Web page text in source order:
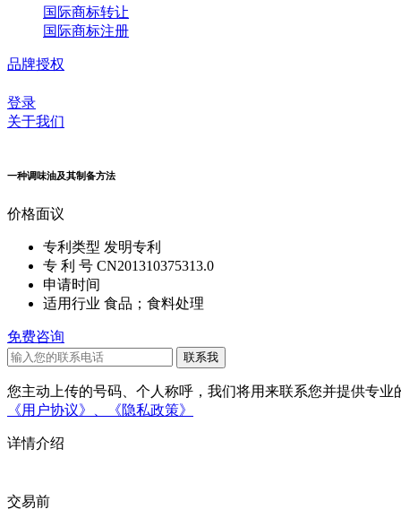
国际商标转让
国际商标注册
品牌授权
登录
关于我们
一种调味油及其制备方法
价格面议
专利类型 发明专利
专 利 号 CN201310375313.0
申请时间
适用行业 食品；食料处理
免费咨询
您主动上传的号码、个人称呼，我们将用来联系您并提供专
《用户协议》、
《隐私政策》
详情介绍
交易前